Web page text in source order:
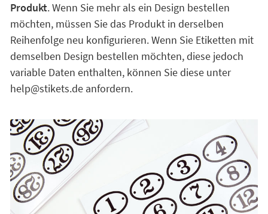
Produkt. Wenn Sie mehr als ein Design bestellen
möchten, müssen Sie das Produkt in derselben
Reihenfolge neu konfigurieren. Wenn Sie Etiketten mit
demselben Design bestellen möchten, diese jedoch
variable Daten enthalten, können Sie diese unter
help@stikets.de anfordern.